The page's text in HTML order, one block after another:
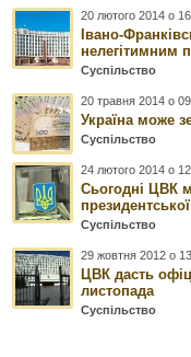
20 лютого 2014 о
Івано-
нелегітимним
Суспільство
20 травня 2014 о
Україна може
Суспільство
24 лютого 2014 о
Сьогодні ЦВК
Суспільство
29 жовтня 2012 о
ЦВК дасть
листопада
Суспільство